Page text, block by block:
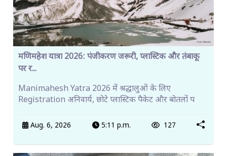
मणिमहेश यात्रा 2026: पंजीकरण जरूरी, प्लास्टिक और तंबाकू
पर र...
Manimahesh Yatra 2026 में श्रद्धालुओं के लिए
Registration अनिवार्य, छोटे प्लास्टिक पैकेट और बोतलों प
Aug. 6, 2026 5:11 p.m. 127